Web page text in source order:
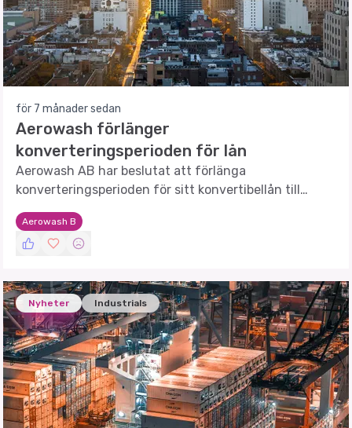
för 7 månader sedan
Aerowash förlänger
konverteringsperioden för lån
Aerowash AB har beslutat att förlänga
konverteringsperioden för sitt konvertibellån till
Groupe Socomore.
Aerowash B
Nyheter Industrials